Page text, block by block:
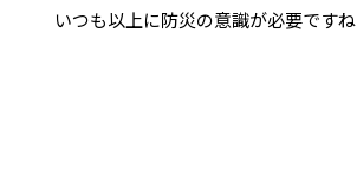
いつも以上に防災の意識が必要ですね